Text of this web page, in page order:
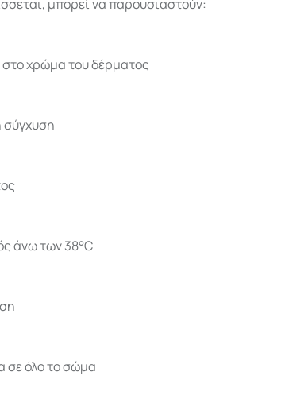
μπορεί να παρουσιαστούν:
χρώμα του δέρματος
σύγχυση
άνω των 38°C
σε όλο το σώμα